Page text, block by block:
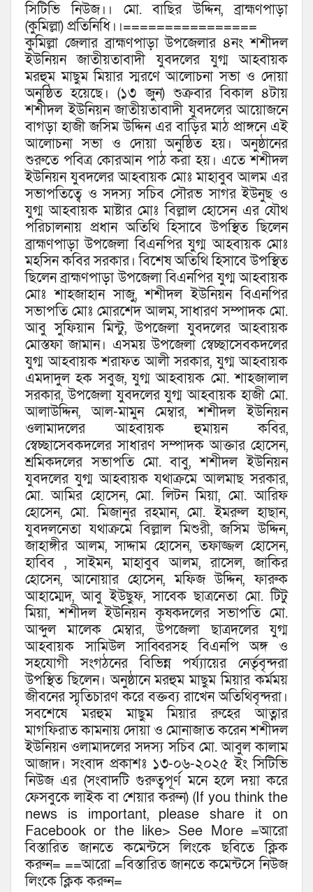
সিটিভি নিউজ।। মো. বাছির উদ্দিন, ব্রাহ্মণপাড়া
(কুমিল্লা) প্রতিনিধি।।================
কুমিল্লা জেলার ব্রাহ্মণপাড়া উপজেলার ৪নং শশীদল
ইউনিয়ন জাতীয়তাবাদী যুবদলের যুগ্ম আহবায়ক
মরহুম মাছুম মিয়ার স্মরণে আলোচনা সভা ও দোয়া
অনুষ্ঠিত হয়েছে। (১৩ জুন) শুক্রবার বিকাল ৪টায়
শশীদল ইউনিয়ন জাতীয়তাবাদী যুবদলের আয়োজনে
বাগড়া হাজী জসিম উদ্দিন এর বাড়ির মাঠ প্রাঙ্গনে এই
আলোচনা সভা ও দোয়া অনুষ্ঠিত হয়। অনুষ্ঠানের
শুরুতে পবিত্র কোরআন পাঠ করা হয়। এতে শশীদল
ইউনিয়ন যুবদলের আহবায়ক মোঃ মাহাবুব আলম এর
সভাপতিত্বে ও সদস্য সচিব সৌরভ সাগর ইউনুছ ও
যুগ্ম আহবায়ক মাষ্টার মোঃ বিল্লাল হোসেন এর যৌথ
পরিচালনায় প্রধান অতিথি হিসাবে উপস্থিত ছিলেন
ব্রাহ্মণপাড়া উপজেলা বিএনপির যুগ্ম আহবায়ক মোঃ
মহসিন কবির সরকার। বিশেষ অতিথি হিসাবে উপস্থিত
ছিলেন ব্রাহ্মণপাড়া উপজেলা বিএনপির যুগ্ম আহবায়ক
মোঃ শাহজাহান সাজু, শশীদল ইউনিয়ন বিএনপির
সভাপতি মোঃ মোরশেদ আলম, সাধারণ সম্পাদক মো.
আবু সুফিয়ান মিন্টু, উপজেলা যুবদলের আহবায়ক
মোস্তফা জামান। এসময় উপজেলা স্বেচ্ছাসেবকদলের
যুগ্ম আহবায়ক শরাফত আলী সরকার, যুগ্ম আহবায়ক
এমদাদুল হক সবুজ, যুগ্ম আহবায়ক মো. শাহজালাল
সরকার, উপজেলা যুবদলের যুগ্ম আহবায়ক হাজী মো.
আলাউদ্দিন, আল-মামুন মেম্বার, শশীদল ইউনিয়ন
ওলামাদলের আহবায়ক হুমায়ন কবির,
স্বেচ্ছাসেবকদলের সাধারণ সম্পাদক আক্তার হোসেন,
শ্রমিকদলের সভাপতি মো. বাবু, শশীদল ইউনিয়ন
যুবদলের যুগ্ম আহবায়ক যথাক্রমে আলমাছ সরকার,
মো. আমির হোসেন, মো. লিটন মিয়া, মো. আরিফ
হোসেন, মো. মিজানুর রহমান, মো. ইমরুল হাছান,
যুবদলনেতা যথাক্রমে বিল্লাল মিশুরী, জসিম উদ্দিন,
জাহাঙ্গীর আলম, সাদ্দাম হোসেন, তফাজ্জল হোসেন,
হাবিব , সাইমন, মাহাবুব আলম, রাসেল, জাকির
হোসেন, আনোয়ার হোসেন, মফিজ উদ্দিন, ফারুক
আহাম্মেদ, আবু ইউছুফ, সাবেক ছাত্রনেতা মো. টিটু
মিয়া, শশীদল ইউনিয়ন কৃষকদলের সভাপতি মো.
আব্দুল মালেক মেম্বার, উপজেলা ছাত্রদলের যুগ্ম
আহবায়ক সামিউল সাব্বিরসহ বিএনপি অঙ্গ ও
সহযোগী সংগঠনের বিভিন্ন পর্য্যায়ের নের্তৃবৃন্দরা
উপস্থিত ছিলেন। অনুষ্ঠানে মরহুম মাছুম মিয়ার কর্মময়
জীবনের স্মৃতিচারণ করে বক্তব্য রাখেন অতিথিবৃন্দরা।
সবশেষে মরহুম মাছুম মিয়ার রুহের আত্নার
মাগফিরাত কামনায় দোয়া ও মোনাজাত করেন শশীদল
ইউনিয়ন ওলামাদলের সদস্য সচিব মো. আবুল কালাম
আজাদ। সংবাদ প্রকাশঃ ১৩-০৬-২০২৫ ইং সিটিভি
নিউজ এর (সংবাদটি গুরুত্বপূর্ণ মনে হলে দয়া করে
ফেসবুকে লাইক বা শেয়ার করুন) (If you think the
news is important, please share it on
Facebook or the like> See More =আরো
বিস্তারিত জানতে কমেন্টসে লিংকে ছবিতে ক্লিক
করুন= ==আরো =বিস্তারিত জানতে কমেন্টসে নিউজ
লিংকে ক্লিক করুন=